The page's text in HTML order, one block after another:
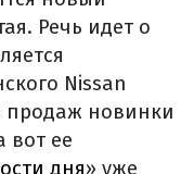
Речь идет о
Nissan
продаж новинки
вот ее
дня» уже